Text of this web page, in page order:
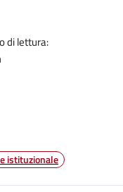
di lettura:
istituzionale